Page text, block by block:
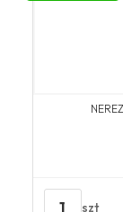
szt